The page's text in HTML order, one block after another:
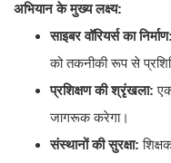
अभियान के मुख्य लक्ष्य:
साइबर वॉरियर्स का निर्माण:
को तकनीकी रूप से
प्रशिक्षण की श्रृंखला:
जागरूक करेगा।
संस्थानों की सुरक्षा: